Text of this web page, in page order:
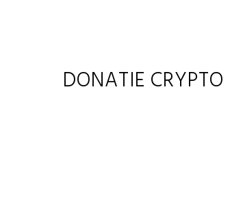
DONATIE CRYPTO